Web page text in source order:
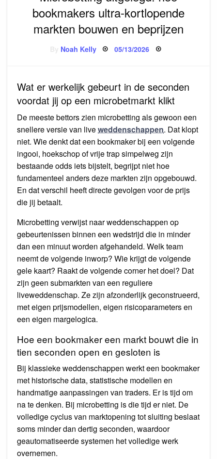
bookmakers ultra-kortlopende
markten bouwen en beprijzen
Noah Kelly Posted
on
05/13/2026
Wat er werkelijk gebeurt in de seconden
voordat jij op een microbetmarkt klikt
De meeste bettors zien microbetting als gewoon een
snellere versie van liveweddenschappen. Dat klopt
niet. Wie denkt dat een bookmaker bij een volgende
ingooi, hoekschop of vrije trap simpelweg zijn
bestaande odds iets bijstelt, begrijpt niet hoe
fundamenteel anders deze markten zijn opgebouwd.
En dat verschil heeft directe gevolgen voor de prijs
die jij betaalt.
Microbetting verwijst naar weddenschappen op
gebeurtenissen binnen een wedstrijd die in minder
dan een minuut worden afgehandeld. Welk team
neemt de volgende inworp? Wie krijgt de volgende
gele kaart? Raakt de volgende corner het doel? Dat
zijn geen submarkten van een reguliere
liveweddenschap. Ze zijn afzonderlijk geconstrueerd,
met eigen prijsmodellen, eigen risicoparameters en
een eigen margelogica.
Hoe een bookmaker een markt bouwt die in
tien seconden open en gesloten is
Bij klassieke weddenschappen werkt een bookmaker
met historische data, statistische modellen en
handmatige aanpassingen van traders. Er is tijd om
na te denken. Bij microbetting is die tijd er niet. De
volledige cyclus van marktopening tot sluiting beslaat
soms minder dan dertig seconden, waardoor
geautomatiseerde systemen het volledige werk
overnemen.